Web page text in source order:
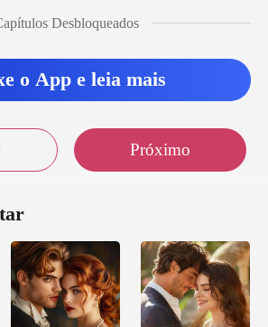
Desbloqueados
o App e leia mais
Próximo